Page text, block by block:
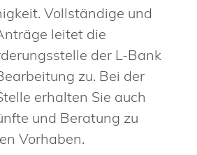
Vollständige und
leitet die
der L-Bank
zu. Bei der
erhalten Sie auch
und Beratung zu
Vorhaben.